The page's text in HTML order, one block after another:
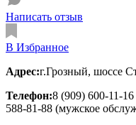
Написать отзыв
В Избранное
Адрес:г.Грозный, шоссе
Телефон:8 (909) 600-11-
588-81-88 (мужское